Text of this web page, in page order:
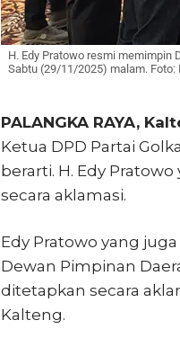
H. Edy Pratowo resmi memimpin
Sabtu (29/11/2025) malam. Foto:
PALANGKA RAYA,
Ketua DPD Partai
berarti. H. Edy
secara aklamasi.
Edy Pratowo yang
Dewan Pimpinan
ditetapkan secara
Kalteng.